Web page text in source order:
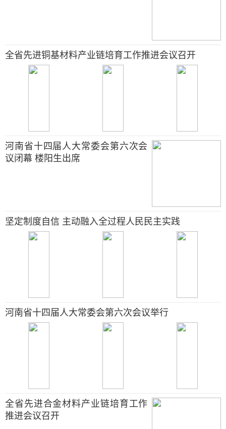
全省先进铜基材料产业链培育工作推进会议召开
河南省十四届人大常委会第六次会
议闭幕 楼阳生出席
坚定制度自信 主动融入全过程人民民主实践
河南省十四届人大常委会第六次会议举行
全省先进合金材料产业链培育工作
推进会议召开